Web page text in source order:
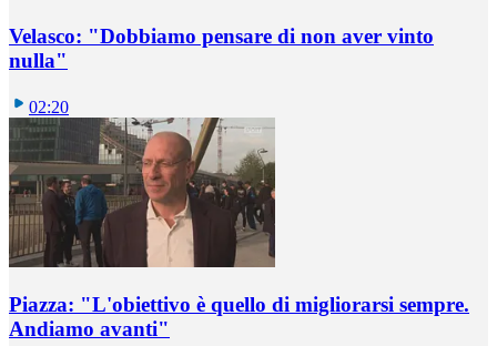
Velasco: "Dobbiamo pensare di non aver vinto
nulla"
02:20
Piazza: "L'obiettivo è quello di migliorarsi sempre.
Andiamo avanti"